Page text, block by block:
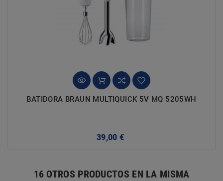
BATIDORA BRAUN MULTIQUICK 5V MQ 5205WH
39,00 €
16 OTROS PRODUCTOS EN LA MISMA